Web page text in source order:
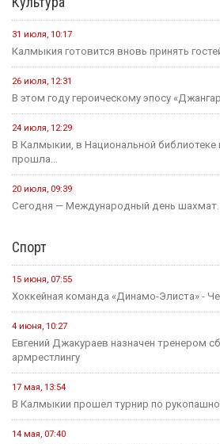
16 июля, 13:10
Россия становится одной из самых
1 августа, 11:42
В рамках акции «35 добрых дел»,
1 августа, 10:51
Елена Пашкеева из Яшалтинского района
ярмарке...
31 июля, 18:51
Детали предстоящего международного
обсудили Первый зампредседателя
Политика
24 июля, 16:31
Итоги весенней сессии Государственной
24 июля, 09:46
Сегодня в Элисте состоится заседание
20 июля, 11:17
В преддверии Единого дня голосования
Республики активно...
14 июля, 10:44